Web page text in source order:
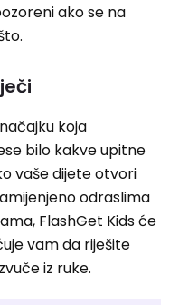
ako se na
koja
bilo kakve upitne
vaše dijete otvori
odraslima
FlashGet Kids će
vam da riješite
iz ruke.